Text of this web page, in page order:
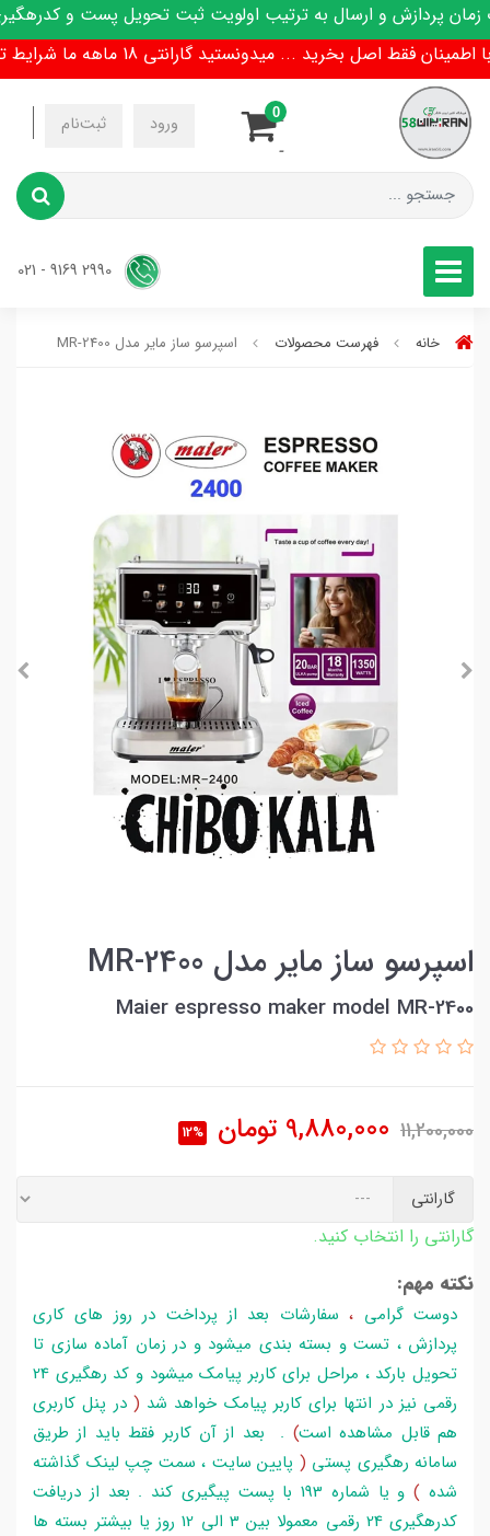
پردازش و ارسال به ترتیب اولویت ثبت تحویل پست و کدرهگیری
فقط اصل بخرید ... میدونستید گارانتی 18 ماهه ما شرایط تعویض هم داره !
ورود ثبت‌نام
-
-
0
خانه فهرست محصولات اسپرسو ساز مایر مدل MR-2400
اسپرسو ساز مایر مدل MR-2400
Maier espresso maker model MR-2400
11,200,000
9,880,000 تومان 12%
گارانتی
گارانتی را انتخاب کنید.
نکته مهم:
دوست گرامی ،سفارشات بعد از پرداخت در روز های کاری
پردازش ، تست و بسته بندی میشود و در زمان آماده سازی تا
تحویل بارکد ، مراحل برای کاربر پیامک میشود و کد رهگیری 24
رقمی نیز در انتها برای کاربر پیامک خواهد شد ( در پنل کاربری
هم قابل مشاهده است) . بعد از آن کاربر فقط باید از طریق
سامانه رهگیری پستی ( پایین سایت ، سمت چپ لینک گذاشته
شده )
و یا شماره 193 با پست پیگیری کند . بعد از دریافت
کدرهگیری 24 رقمی معمولا بین 3 الی 12 روز یا بیشتر بسته ها